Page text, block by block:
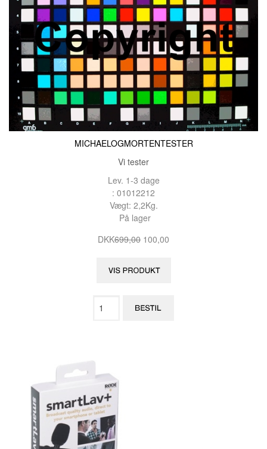
MICHAELOGMORTENTESTER
Vi tester
Lev. 1-3 dage
: 01012212
Vægt: 2,2Kg.
På lager
DKK699,00 100,00